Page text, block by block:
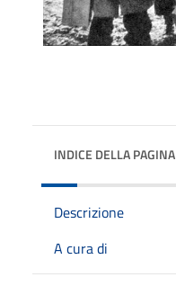
INDICE DELLA PAGINA
Descrizione
A cura di